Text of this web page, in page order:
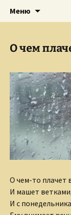
Сайт
поэта,
Меню
О чем
О чем-то плачет
И машет
И с